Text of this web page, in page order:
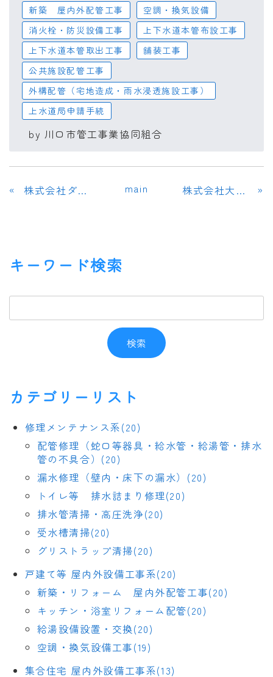
新築 屋内外配管工事
空調・換気設備
消火栓・防災設備工事
上下水道本管布設工事
上下水道本管取出工事
舗装工事
公共施設配管工事
外構配管（宅地造成・雨水浸透施設工事）
上水道局申請手続
by 川口市管工事業協同組合
« 株式会社ダイコウ設備 main 株式会社大一工業 »
キーワード検索
カテゴリーリスト
修理メンテナンス系(20)
配管修理（蛇口等器具・給水管・給湯管・排水
管の不具合）(20)
漏水修理（壁内・床下の漏水）(20)
トイレ等 排水詰まり修理(20)
排水管清掃・高圧洗浄(20)
受水槽清掃(20)
グリストラップ清掃(20)
戸建て等 屋内外設備工事系(20)
新築・リフォーム 屋内外配管工事(20)
キッチン・浴室リフォーム配管(20)
給湯設備設置・交換(20)
空調・換気設備工事(19)
集合住宅 屋内外設備工事系(13)